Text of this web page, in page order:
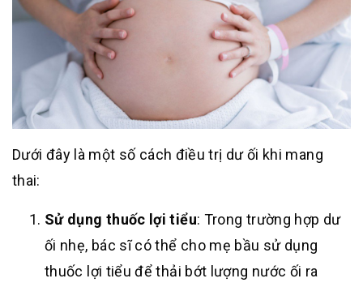
Dưới đây là một số cách điều trị dư ối khi mang
thai:
Sử dụng thuốc lợi tiểu: Trong trường hợp dư
ối nhẹ, bác sĩ có thể cho mẹ bầu sử dụng
thuốc lợi tiểu để thải bớt lượng nước ối ra